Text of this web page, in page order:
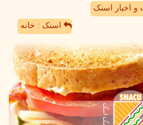
و اخبار اسنک
اسنک : خانه